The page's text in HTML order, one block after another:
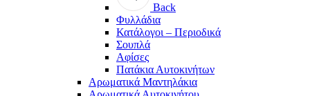
Back
Φυλλάδια
Κατάλογοι – Περιοδικά
Σουπλά
Αφίσες
Πατάκια Αυτοκινήτων
Αρωματικά Μαντηλάκια